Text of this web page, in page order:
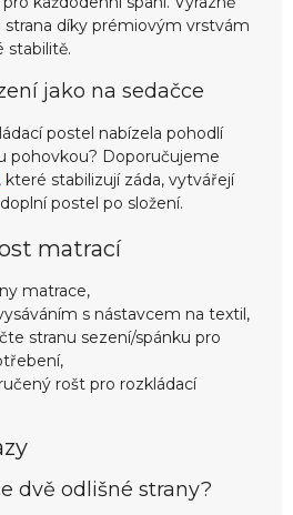
strana díky prémiovým vrstvám
stabilitě.
jako na sedačce
postel nabízela pohodlí
pohovkou? Doporučujeme
, které stabilizují záda, vytvářejí
postel po složení.
matrací
matrace,
s nástavcem na textil,
stranu sezení/spánku pro
rošt pro rozkládací
dvě odlišné strany?